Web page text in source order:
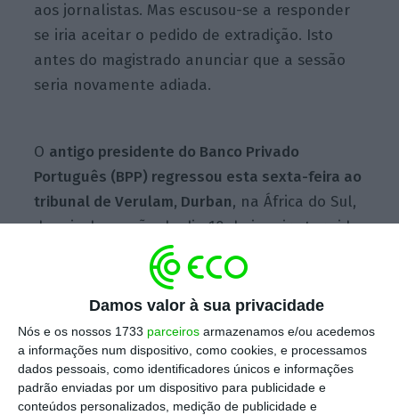
Damos valor à sua privacidade
Nós e os nossos 1733 parceiros armazenamos e/ou acedemos
a informações num dispositivo, como cookies, e processamos
dados pessoais, como identificadores únicos e informações
padrão enviadas por um dispositivo para publicidade e
conteúdos personalizados, medição de publicidade e
aos jornalistas. Mas escusou-se a responder
se iria aceitar o pedido de extradição. Isto
antes do magistrado anunciar que a sessão
seria novamente adiada.
O antigo presidente do Banco Privado
Português (BPP) regressou esta sexta-feira ao
tribunal de Verulam, Durban, na África do Sul,
depois da sessão de dia 10 de janeiro ter sido
adiada, por decisão do juiz do processo, para
dar início ao processo formal de extradição.
Localizado e detido em Durban — no dia 11 de
dezembro — no âmbito de mandado
internacional de detenção, após quasetrês
meses de fuga à justiça portuguesa, João